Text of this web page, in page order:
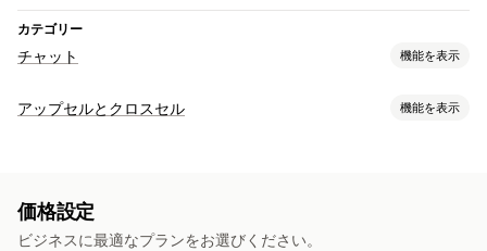
カテゴリー
チャット 機能を表示
リアルタイムメッセージ
よくある質問
クロスセル
アップセル
アップセルとクロスセル 機能を表示
複数言語 カスタムルール
価格設定
ビジネスに最適なプランをお選びください。